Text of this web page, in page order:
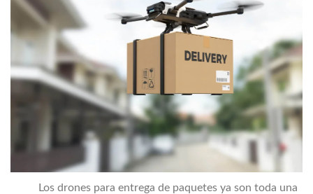
Los drones para entrega de paquetes ya son toda una